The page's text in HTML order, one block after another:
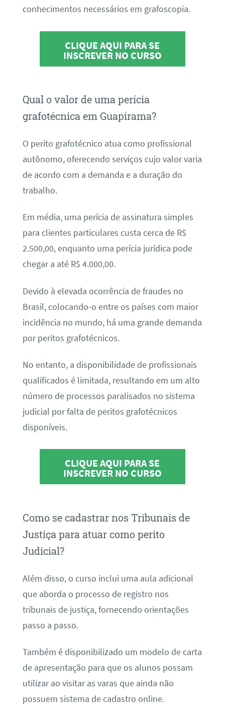
conhecimentos necessários em grafoscopia.
CLIQUE AQUI PARA SE
INSCREVER NO CURSO
Qual o valor de uma perícia
grafotécnica em Guapirama?
O perito grafotécnico atua como profissional
autônomo, oferecendo serviços cujo valor varia
de acordo com a demanda e a duração do
trabalho.
Em média, uma perícia de assinatura simples
para clientes particulares custa cerca de R$
2.500,00, enquanto uma perícia jurídica pode
chegar a até R$ 4.000,00.
Devido à elevada ocorrência de fraudes no
Brasil, colocando-o entre os países com maior
incidência no mundo, há uma grande demanda
por peritos grafotécnicos.
No entanto, a disponibilidade de profissionais
qualificados é limitada, resultando em um alto
número de processos paralisados no sistema
judicial por falta de peritos grafotécnicos
disponíveis.
CLIQUE AQUI PARA SE
INSCREVER NO CURSO
Como se cadastrar nos Tribunais de
Justiça para atuar como perito
Judicial?
Além disso, o curso inclui uma aula adicional
que aborda o processo de registro nos
tribunais de justiça, fornecendo orientações
passo a passo.
Também é disponibilizado um modelo de carta
de apresentação para que os alunos possam
utilizar ao visitar as varas que ainda não
possuem sistema de cadastro online.